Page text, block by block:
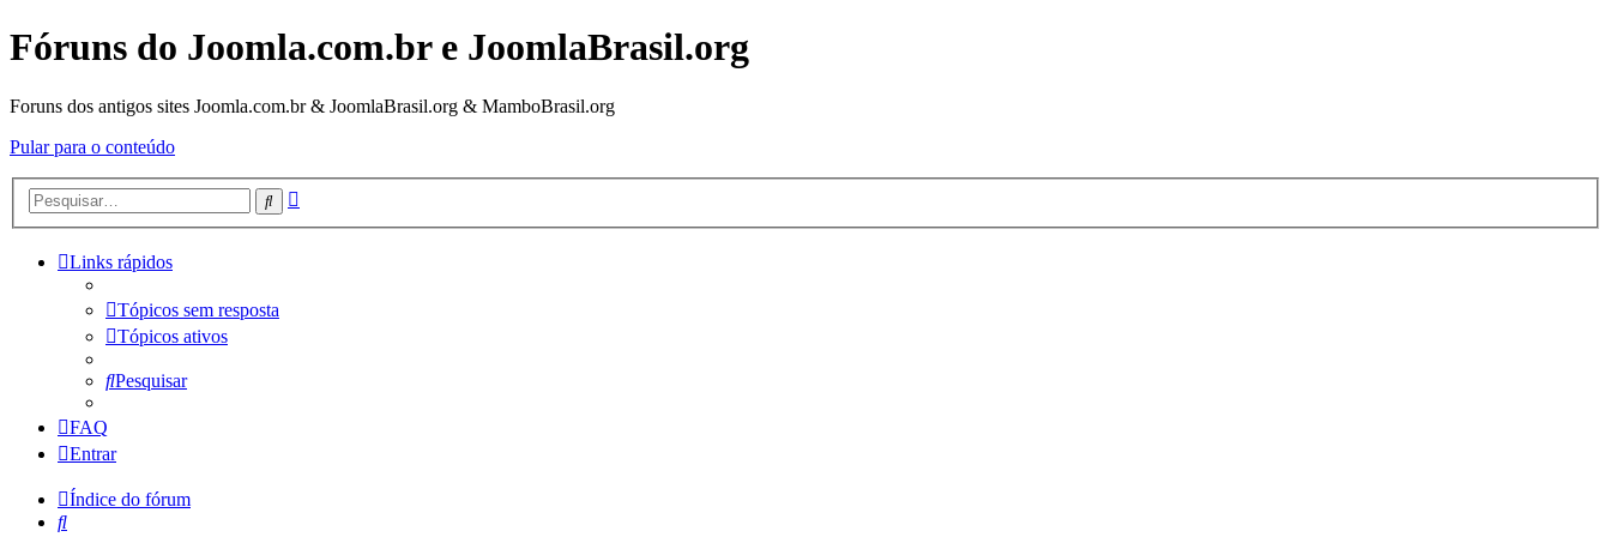
Fóruns do Joomla.com.br e JoomlaBrasil.org
Foruns dos antigos sites Joomla.com.br & JoomlaBrasil.org & MamboBrasil.org
Pular para o conteúdo
Pesquisar
Links rápidos
Tópicos sem resposta
Tópicos ativos
Pesquisar
FAQ
Entrar
Índice do fórum
Pesquisar